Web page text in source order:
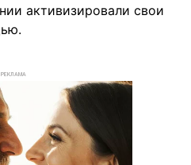
активизировали свои
РЕКЛАМА